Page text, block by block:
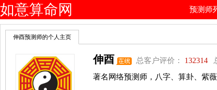
如意算命网 预测师
伸酉预测师的个人主页
伸酉 总客户评价： 132314
著名网络预测师，八字、算卦、紫